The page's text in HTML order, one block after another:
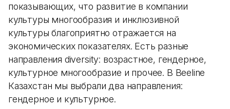
показывающих, что развитие в компании
культуры многообразия и инклюзивной
культуры благоприятно отражается на
экономических показателях. Есть разные
направления diversity: возрастное, гендерное,
культурное многообразие и прочее. В Beeline
Казахстан мы выбрали два направления:
гендерное и культурное.